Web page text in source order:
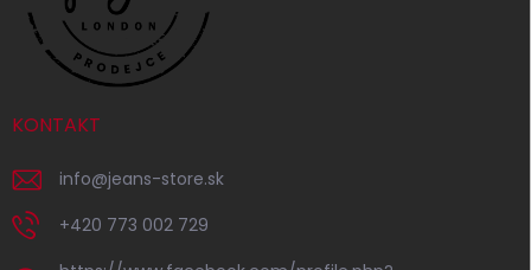
KONTAKT
info@jeans-store.sk
+420 773 002 729